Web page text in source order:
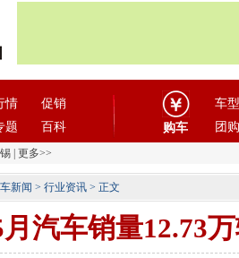
情
促销
题 百科 购车
车型
团购
更多>>
新闻 > 行业资讯 > 正文
汽车销量12.73